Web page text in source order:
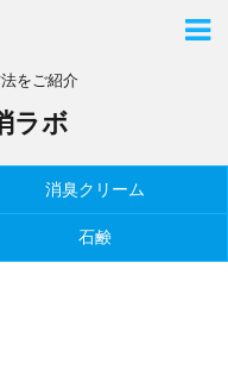
をご紹介
ラボ
消臭クリーム
石鹸